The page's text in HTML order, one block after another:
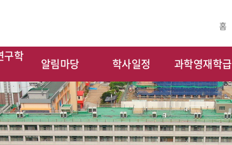
홈
구학
알림마당 학사일정 과학영재학급